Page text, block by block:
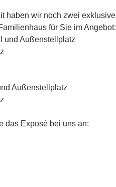
haben wir noch zwei exklusive
für Sie im Angebot:
und Außenstellplatz
Außenstellplatz
das Exposé bei uns an: